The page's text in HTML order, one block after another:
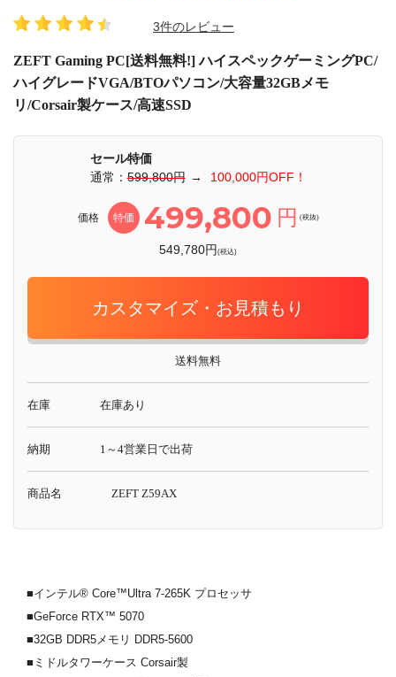
3件のレビュー
ZEFT Gaming PC[送料無料!] ハイスペックゲーミングPC/
ハイグレードVGA/BTOパソコン/大容量32GBメモ
リ/Corsair製ケース/高速SSD
セール特価
通常：599,800円 → 100,000円OFF！
価格 特価 499,800 円 (税抜)
549,780円(税込)
カスタマイズ・お見積もり
送料無料
在庫 在庫あり
納期 1～4営業日で出荷
商品名 ZEFT Z59AX
■インテル® Core™Ultra 7-265K プロセッサ
■GeForce RTX™ 5070
■32GB DDR5メモリ DDR5-5600
■ミドルタワーケース Corsair製